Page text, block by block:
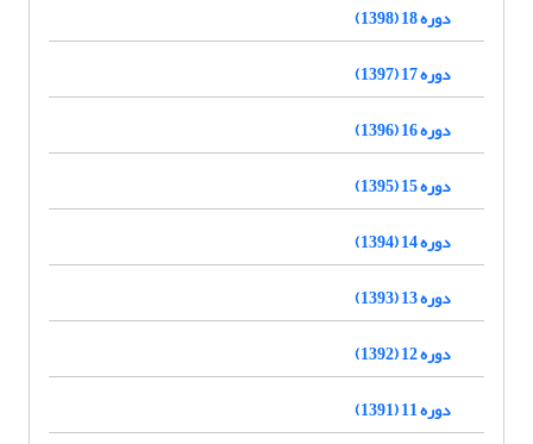
دوره 18 (1398)
دوره 17 (1397)
دوره 16 (1396)
دوره 15 (1395)
دوره 14 (1394)
دوره 13 (1393)
دوره 12 (1392)
دوره 11 (1391)